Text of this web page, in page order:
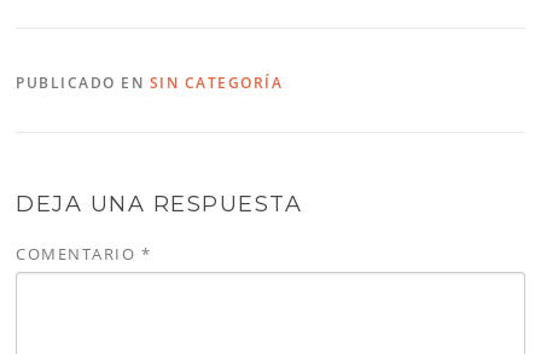
PUBLICADO EN SIN CATEGORÍA
DEJA UNA RESPUESTA
COMENTARIO *